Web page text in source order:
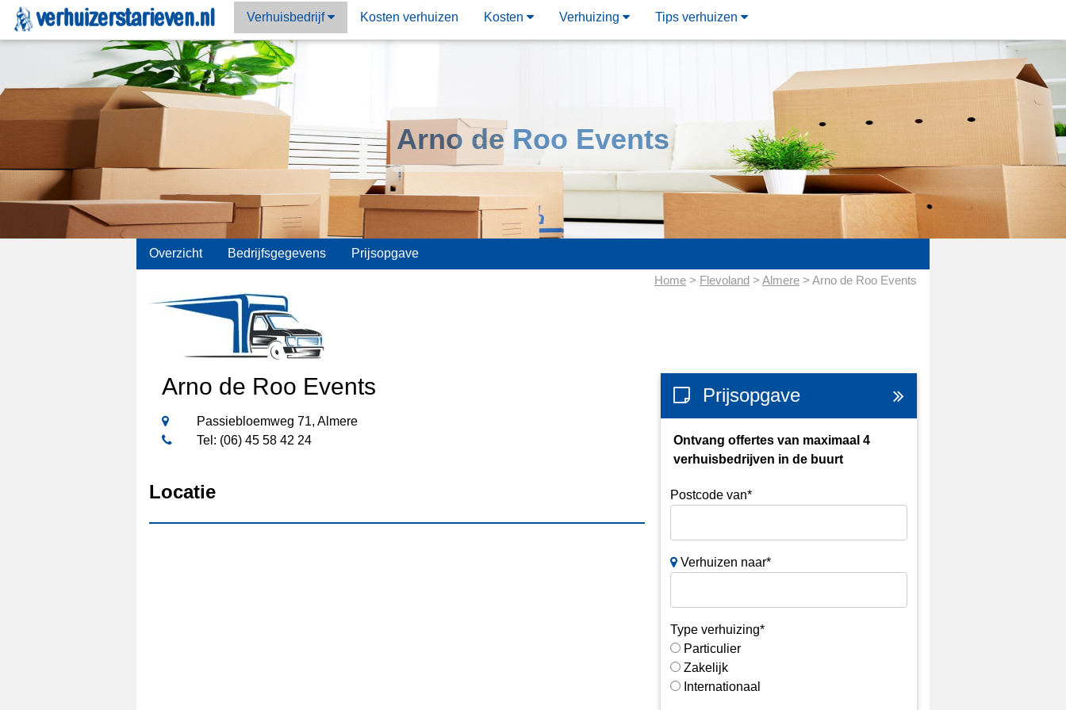
Verhuisbedrijf Kosten verhuizen Kosten Verhuizing Tips verhuizen
Arno de Roo Events
;
Overzicht Bedrijfsgegevens Prijsopgave
Home > Flevoland > Almere > Arno de Roo Events
Arno de Roo Events
Passiebloemweg 71, Almere
Tel: (06) 45 58 42 24
Locatie
Prijsopgave
Ontvang offertes van maximaal 4
verhuisbedrijven in de buurt
Postcode van*
Verhuizen naar*
Type verhuizing*
Particulier
Zakelijk
Internationaal